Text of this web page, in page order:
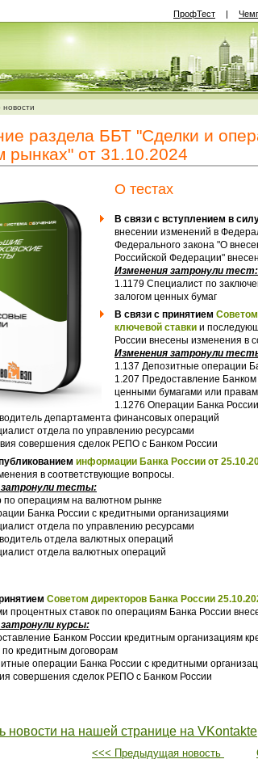
ПрофТест |
раздела ББТ "Сделки и
рынках" от 31.10.2024
О тестах
В связи с вступлением в
внесении изменений в
Федерального закона "О
Российской Федерации"
Изменения затронули тест:
1.1179 Специалист по
залогом ценных бумаг
В связи с принятием
ключевой ставки и
России внесены изменения в
Изменения затронули
1.137 Депозитные операции
1.207 Предоставление
ценными бумагами или
1.1276 Операции Банка
департамента финансовых операций
отдела по управлению ресурсами
совершения сделок РЕПО с Банком России
информации Банка России от
в соответствующие вопросы.
затронули тесты:
по операциям на валютном рынке
Банка России с кредитными организациями
отдела по управлению ресурсами
отдела валютных операций
отдела валютных операций
Советом директоров Банка России
процентных ставок по операциям Банка России
курсы:
Банком России кредитным организациям
кредитным договорам
операции Банка России с кредитными
совершения сделок РЕПО с Банком России
новости на нашей странице на VKontakte
<<< Предыдущая новость